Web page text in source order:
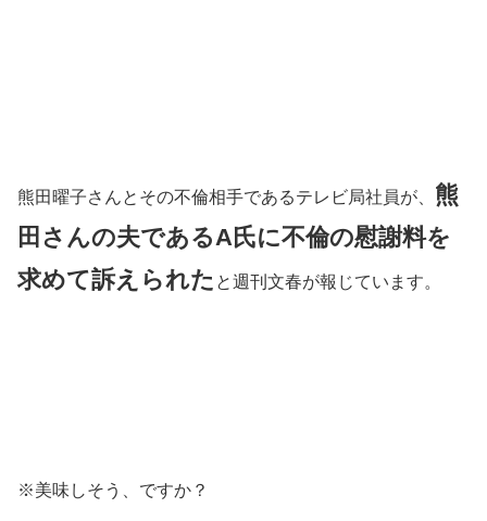
熊田曜子さんとその不倫相手であるテレビ局社員が、 熊
田さんの夫であるA氏に不倫の慰謝料を
求めて訴えられた と週刊文春が報じています。
※美味しそう、ですか？